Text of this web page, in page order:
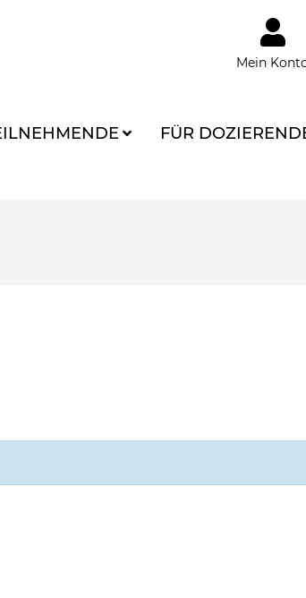
Mein
FÜR